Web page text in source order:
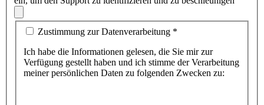
Zustimmung zur Datenverarbeitung *
Ich habe die Informationen gelesen, die Sie mir zur
Verfügung gestellt haben und ich stimme der Verarbeitung
meiner persönlichen Daten zu folgenden Zwecken zu: